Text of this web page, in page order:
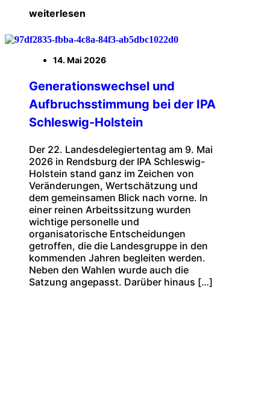
weiterlesen
14. Mai 2026
Generationswechsel und
Aufbruchsstimmung bei der IPA
Schleswig-Holstein
Der 22. Landesdelegiertentag am 9. Mai
2026 in Rendsburg der IPA Schleswig-
Holstein stand ganz im Zeichen von
Veränderungen, Wertschätzung und
dem gemeinsamen Blick nach vorne. In
einer reinen Arbeitssitzung wurden
wichtige personelle und
organisatorische Entscheidungen
getroffen, die die Landesgruppe in den
kommenden Jahren begleiten werden.
Neben den Wahlen wurde auch die
Satzung angepasst. Darüber hinaus […]